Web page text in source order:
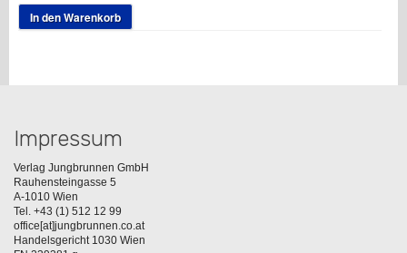
In den Warenkorb
Impressum
Verlag Jungbrunnen GmbH
Rauhensteingasse 5
A-1010 Wien
Tel. +43 (1) 512 12 99
office[at]jungbrunnen.co.at
Handelsgericht 1030 Wien